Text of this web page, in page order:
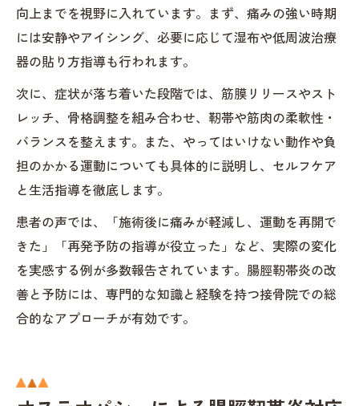
向上までを視野に入れています。まず、痛みの強い時期
には安静やアイシング、必要に応じて湿布や低周波治療
器の貼り方指導も行われます。
次に、症状が落ち着いた段階では、筋膜リリースやスト
レッチ、骨格調整を組み合わせ、靭帯や筋肉の柔軟性・
バランスを整えます。また、やってはいけない動作や負
担のかかる運動についても具体的に説明し、セルフケア
と生活指導を徹底します。
患者の声では、「施術後に痛みが軽減し、運動を再開で
きた」「再発予防の指導が役立った」など、実際の変化
を実感する例が多数報告されています。腸脛靭帯炎の改
善と予防には、専門的な知識と経験を持つ接骨院での総
合的なアプローチが有効です。